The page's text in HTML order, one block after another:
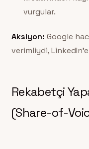
vurgular.
Aksiyon: Google
verimliydi,
Rekabetçi
(Share-of-